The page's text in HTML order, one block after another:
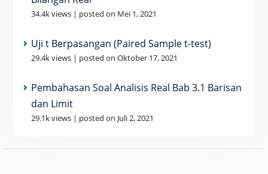
34.4k views| posted on Mei 1, 2021
Uji t Berpasangan (Paired Sample t-test)
29.4k views| posted on Oktober 17, 2021
Pembahasan Soal Analisis Real Bab 3.1 Barisan
dan Limit
29.1k views| posted on Juli 2, 2021